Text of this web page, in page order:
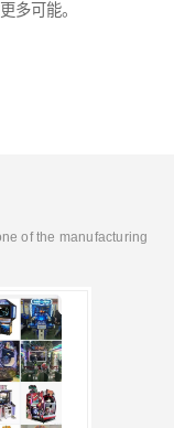
多可能。
of the manufacturing